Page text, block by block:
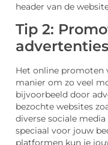
header van de
Tip 2:
advertenties
Het online promoten
manier om zo veel
bijvoorbeeld door
bezochte websites
diverse sociale
speciaal voor jouw
platformen kun je